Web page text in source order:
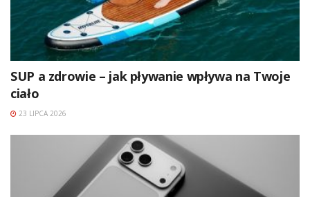
SUP a zdrowie – jak pływanie wpływa na Twoje
ciało
23 LIPCA 2026